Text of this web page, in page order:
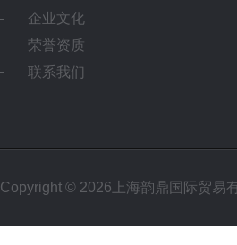
企业文化
荣誉资质
联系我们
Copyright © 2026上海韵鼎国际贸易